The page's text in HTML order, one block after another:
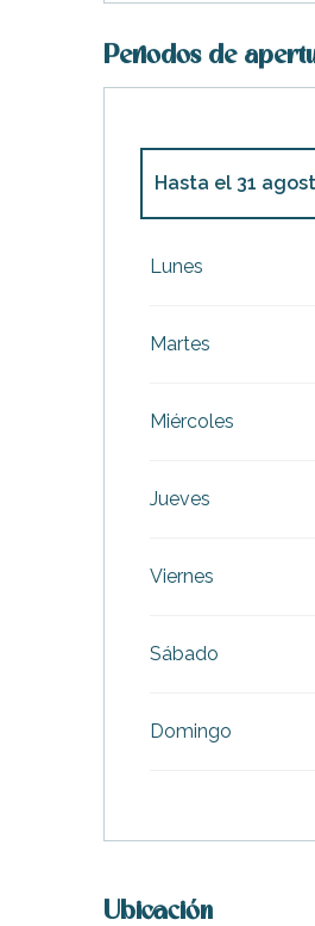
Periodos de
Hasta el 31
Lunes
Martes
Miércoles
Jueves
Viernes
Sábado
Domingo
Ubicación